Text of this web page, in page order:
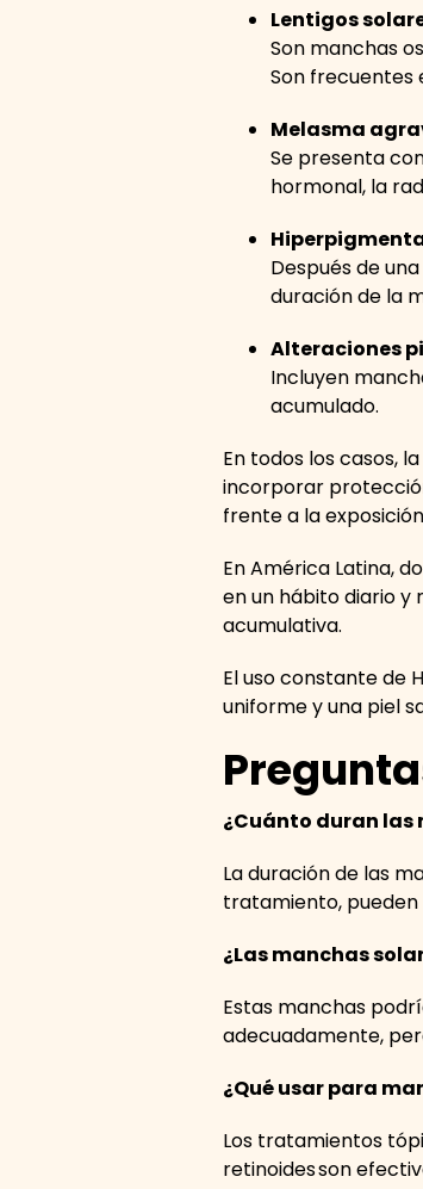
Lentigos
Son manchas
Son frecuentes
Melasma
Se presenta
hormonal, la
Después de
duración de la
Alteraciones
Incluyen
acumulado.
En todos los casos,
incorporar
frente a la
En América Latina,
en un hábito diario y
acumulativa.
El uso constante de
uniforme y una piel
¿Cuánto duran las
La duración de las
tratamiento, pueden
¿Las manchas
Estas manchas
adecuadamente,
¿Qué usar para
Los tratamientos
retinoides son